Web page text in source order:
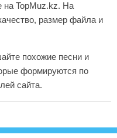
на TopMuz.kz. На
размер файла и
похожие песни и
формируются по
сайта.